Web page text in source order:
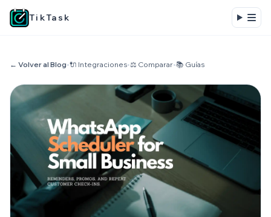
TikTask
← Volver al Blog•🔌 Integraciones•⚖️ Comparar•📚 Guías